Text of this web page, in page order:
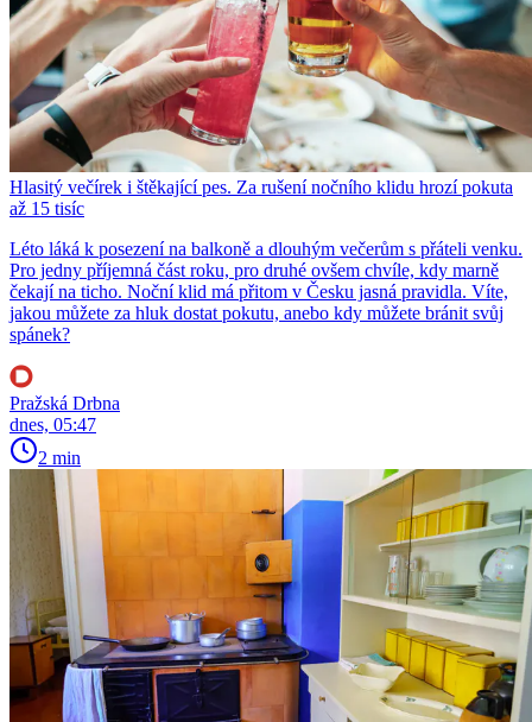
Hlasitý večírek i štěkající pes. Za rušení nočního klidu hrozí pokuta
až 15 tisíc
Léto láká k posezení na balkoně a dlouhým večerům s přáteli venku.
Pro jedny příjemná část roku, pro druhé ovšem chvíle, kdy marně
čekají na ticho. Noční klid má přitom v Česku jasná pravidla. Víte,
jakou můžete za hluk dostat pokutu, anebo kdy můžete bránit svůj
spánek?
Pražská Drbna
dnes, 05:47
2 min